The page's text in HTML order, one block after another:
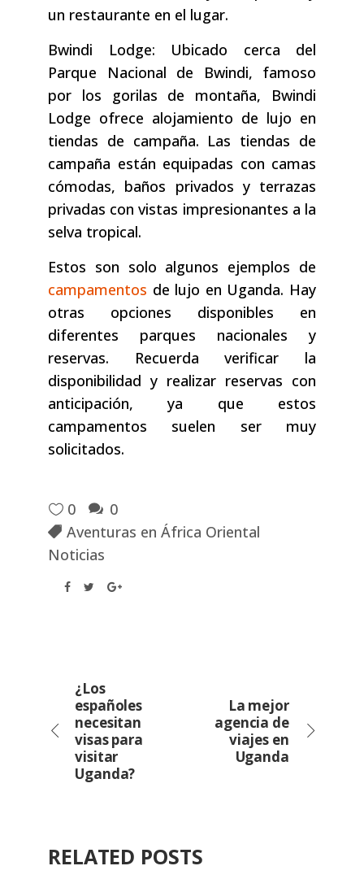
un restaurante en el lugar.
Bwindi Lodge: Ubicado cerca del
Parque Nacional de Bwindi, famoso
por los gorilas de montaña, Bwindi
Lodge ofrece alojamiento de lujo en
tiendas de campaña. Las tiendas de
campaña están equipadas con camas
cómodas, baños privados y terrazas
privadas con vistas impresionantes a la
selva tropical.
Estos son solo algunos ejemplos de
campamentos de lujo en Uganda. Hay
otras opciones disponibles en
diferentes parques nacionales y
reservas. Recuerda verificar la
disponibilidad y realizar reservas con
anticipación, ya que estos
campamentos suelen ser muy
solicitados.
0
0
Aventuras en África Oriental
Noticias
¿Los
españoles
necesitan
visas para
visitar
Uganda?
La mejor
agencia de
viajes en
Uganda
RELATED POSTS